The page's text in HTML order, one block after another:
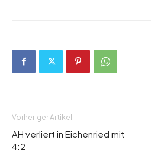
Vorheriger Artikel
AH verliert in Eichenried mit
4:2